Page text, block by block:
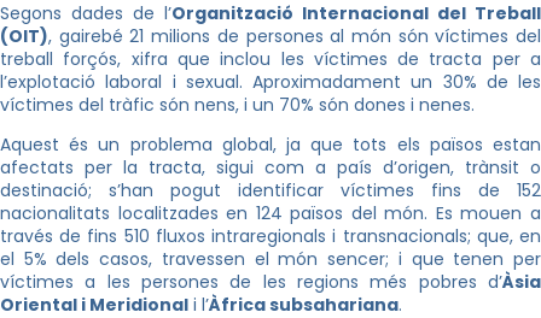
Segons dades de l’Organització Internacional del Treball
(OIT), gairebé 21 milions de persones al món són víctimes del
treball forçós, xifra que inclou les víctimes de tracta per a
l’explotació laboral i sexual. Aproximadament un 30% de les
víctimes del tràfic són nens, i un 70% són dones i nenes.
Aquest és un problema global, ja que tots els països estan
afectats per la tracta, sigui com a país d’origen, trànsit o
destinació; s’han pogut identificar víctimes fins de 152
nacionalitats localitzades en 124 països del món. Es mouen a
través de fins 510 fluxos intraregionals i transnacionals; que, en
el 5% dels casos, travessen el món sencer; i que tenen per
víctimes a les persones de les regions més pobres d’Àsia
Oriental i Meridional i l’Àfrica subsahariana.